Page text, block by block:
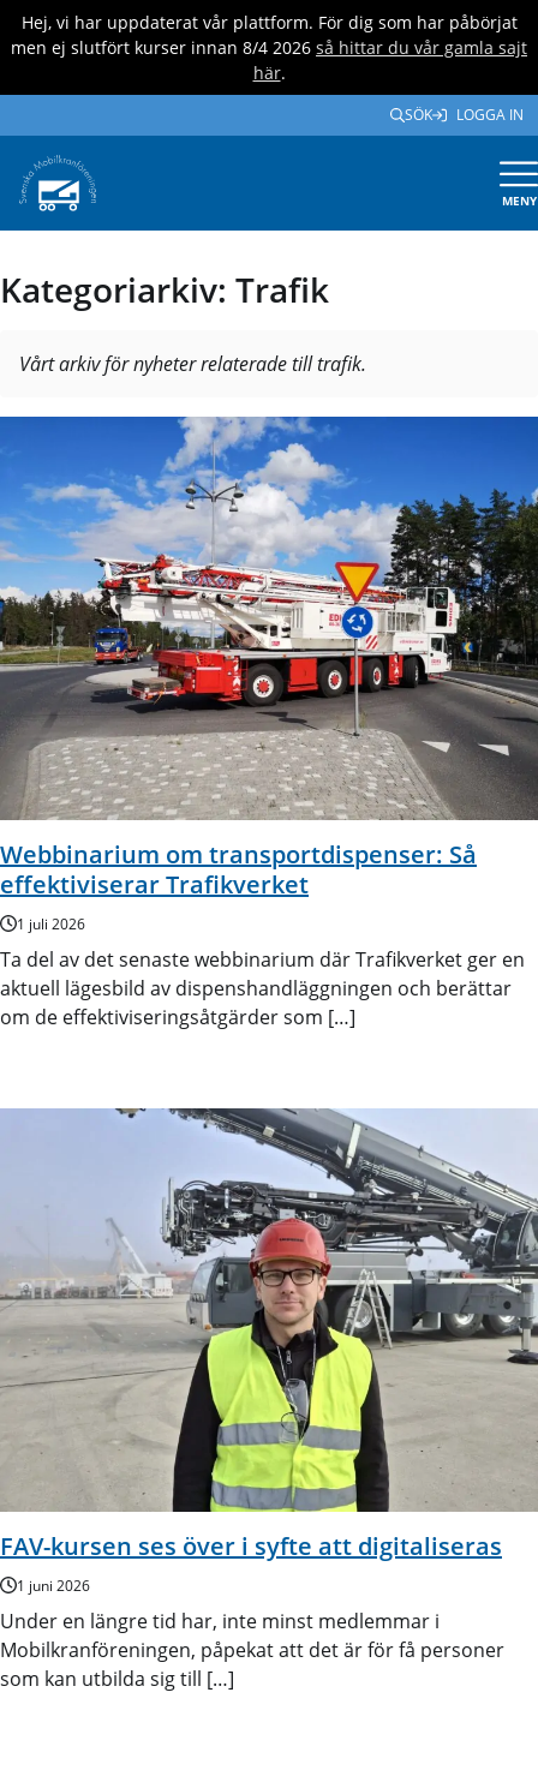
Hej, vi har uppdaterat vår plattform. För dig som har påbörjat
men ej slutfört kurser innan 8/4 2026 så hittar du vår gamla sajt
här.
SÖK LOGGA IN
MENY
Kategoriarkiv: Trafik
Vårt arkiv för nyheter relaterade till trafik.
Webbinarium om transportdispenser: Så
effektiviserar Trafikverket
1 juli 2026
Ta del av det senaste webbinarium där Trafikverket ger en
aktuell lägesbild av dispenshandläggningen och berättar
om de effektiviseringsåtgärder som […]
FAV-kursen ses över i syfte att digitaliseras
1 juni 2026
Under en längre tid har, inte minst medlemmar i
Mobilkranföreningen, påpekat att det är för få personer
som kan utbilda sig till […]